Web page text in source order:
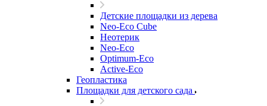
Детские площадки из дерева
Neo-Eco Cube
Неотерик
Neo-Eco
Оptimum-Еco
Active-Eco
Геопластика
Площадки для детского сада